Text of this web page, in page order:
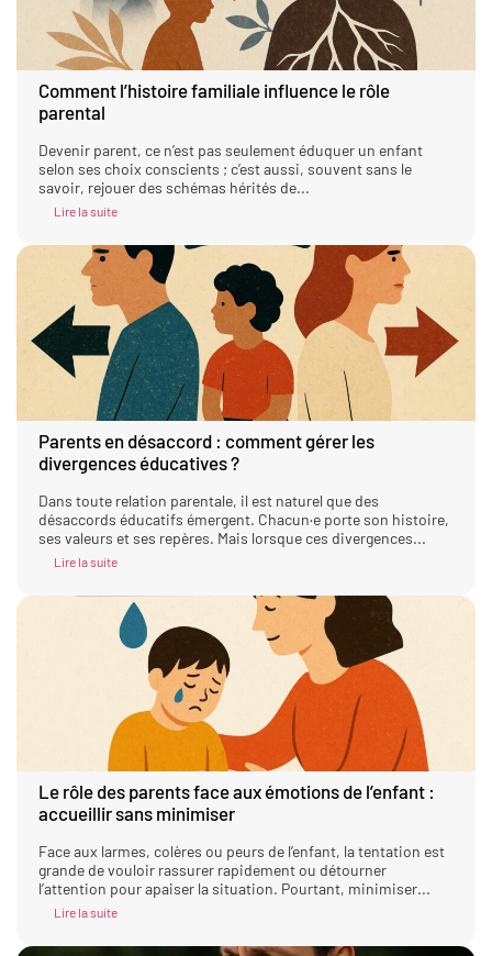
Comment l’histoire familiale influence le rôle
parental
Devenir parent, ce n’est pas seulement éduquer un enfant
selon ses choix conscients ; c’est aussi, souvent sans le
savoir, rejouer des schémas hérités de...
Lire la suite
Parents en désaccord : comment gérer les
divergences éducatives ?
Dans toute relation parentale, il est naturel que des
désaccords éducatifs émergent. Chacun·e porte son histoire,
ses valeurs et ses repères. Mais lorsque ces divergences...
Lire la suite
Le rôle des parents face aux émotions de l’enfant :
accueillir sans minimiser
Face aux larmes, colères ou peurs de l’enfant, la tentation est
grande de vouloir rassurer rapidement ou détourner
l’attention pour apaiser la situation. Pourtant, minimiser...
Lire la suite